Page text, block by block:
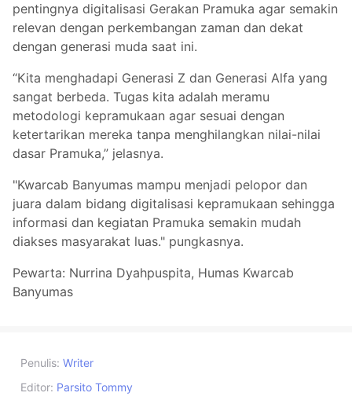
pentingnya digitalisasi Gerakan Pramuka agar semakin
relevan dengan perkembangan zaman dan dekat
dengan generasi muda saat ini.
“Kita menghadapi Generasi Z dan Generasi Alfa yang
sangat berbeda. Tugas kita adalah meramu
metodologi kepramukaan agar sesuai dengan
ketertarikan mereka tanpa menghilangkan nilai-nilai
dasar Pramuka,” jelasnya.
"Kwarcab Banyumas mampu menjadi pelopor dan
juara dalam bidang digitalisasi kepramukaan sehingga
informasi dan kegiatan Pramuka semakin mudah
diakses masyarakat luas." pungkasnya.
Pewarta: Nurrina Dyahpuspita, Humas Kwarcab
Banyumas
Penulis: Writer
Editor: Parsito Tommy